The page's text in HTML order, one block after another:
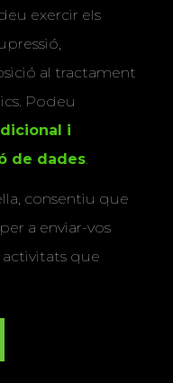
exercir els
al tractament
Podeu
i
de dades
consentiu que
a enviar-vos
activitats que